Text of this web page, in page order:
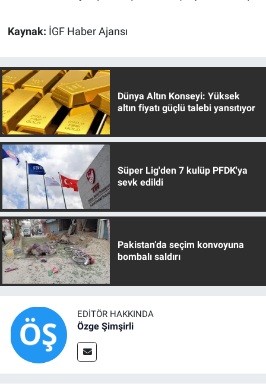
Kaynak: İGF Haber Ajansı
Dünya Altın Konseyi: Yüksek
altın fiyatı güçlü talebi yansıtıyor
Süper Lig'den 7 kulüp PFDK'ya
sevk edildi
Pakistan’da seçim konvoyuna
bombalı saldırı
EDITÖR HAKKINDA
Özge Şimşirli